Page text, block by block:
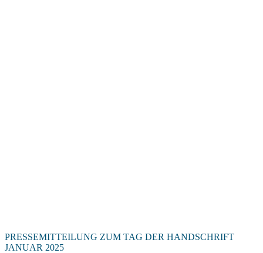
PRESSEMITTEILUNG ZUM TAG DER HANDSCHRIFT
JANUAR 2025